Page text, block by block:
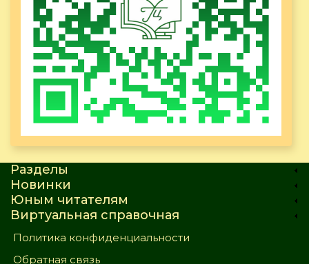
Разделы
Новинки
Юным читателям
Виртуальная справочная
Политика конфиденциальности
Обратная связь